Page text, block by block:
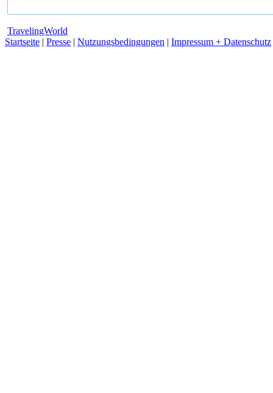
TravelingWorld
Startseite | Presse | Nutzungsbedingungen | Impressum + Datenschutz